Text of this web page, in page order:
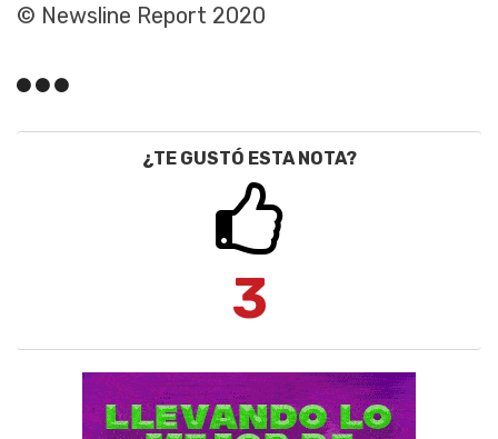
© Newsline Report 2020
¿TE GUSTÓ ESTA NOTA?
3